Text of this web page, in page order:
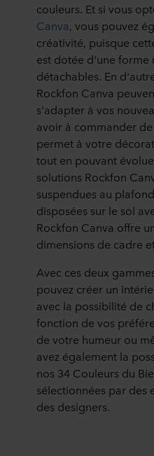
couleurs. Et si vous
Canva, vous pouvez
créativité, puisque
est dotée d'une
détachables. En
Rockfon Canva
s'adapter à vos
avoir à commander
permet à votre
tout en pouvant
solutions Rockfon
suspendues au
disposées sur le sol
Rockfon Canva offre
dimensions de cadre
Avec ces deux
pouvez créer un
avec la possibilité de
fonction de vos
de votre humeur ou
avez également la
nos 34 Couleurs du
sélectionnées par des
des designers.